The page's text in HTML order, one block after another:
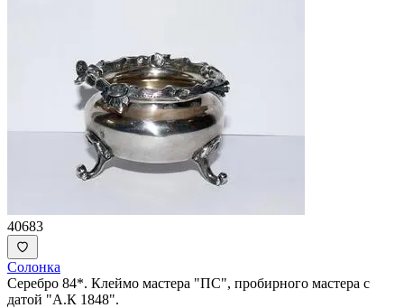
40683
Солонка
Серебро 84*. Клеймо мастера "ПС", пробирного мастера с
датой "А.К 1848".